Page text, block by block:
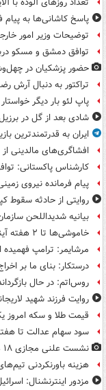
پاسخ کاشانی‌ها به پیام
توضیحات وزیر امور
توافق دمشق و مسکو
حضور پزشکیان در
تراکتور به دنبال آرش
پاپ لئو بار دیگر
شادی بعد از گل در
ایران به قدرتمندترین
افشاگری‌های مالدینی
کارشناس پاکستانی:
پیام فرمانده نیروی
روایتی از حادثه سقوط
بیانیه شدیداللحن
خاموشی‌ها تا ۲ هفته آینده به حداقل می‌رسد
مرشایمر: ترامپ فهمیده
درستکار: بنای ما بر
روس‌اتم: در حال
روایت فرزند شهید
قیمت طلا و سکه امروز یکشنبه ۱۸
سود سهام عدالت تا
نشست علنی مجازی ۱۸ مرداد ماه مجلس
هزینه باورنکردنی
مزدور اینترنشنال: